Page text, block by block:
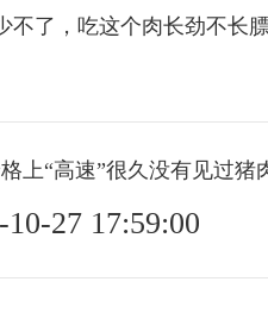
不了，吃这个肉长劲不长
10-27 17:59:00